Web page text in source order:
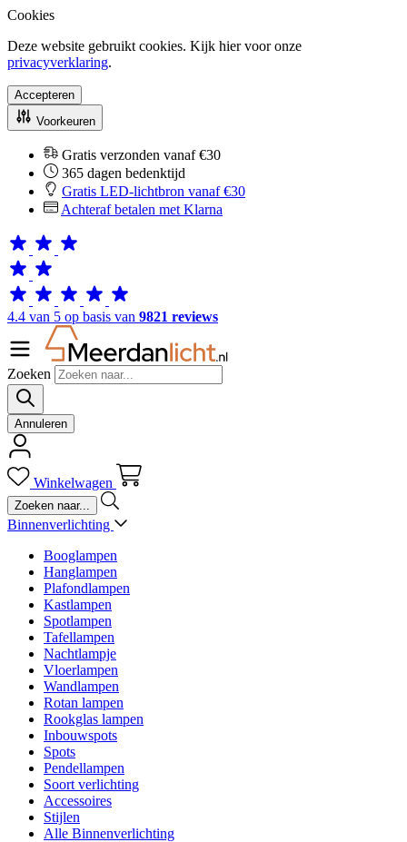
Cookies
Deze website gebruikt cookies. Kijk hier voor onze
privacyverklaring.
Accepteren
Voorkeuren
Gratis verzonden vanaf €30
365 dagen bedenktijd
Gratis LED-lichtbron vanaf €30
Achteraf betalen met Klarna
4.4 van 5 op basis van 9821 reviews
Zoeken
Annuleren
Winkelwagen
Binnenverlichting
Booglampen
Hanglampen
Plafondlampen
Kastlampen
Spotlampen
Tafellampen
Nachtlampje
Vloerlampen
Wandlampen
Rotan lampen
Rookglas lampen
Inbouwspots
Spots
Pendellampen
Soort verlichting
Accessoires
Stijlen
Alle Binnenverlichting